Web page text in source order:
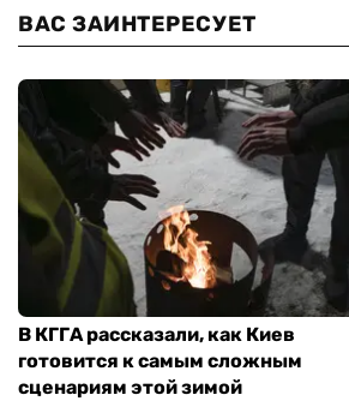
ВАС ЗАИНТЕРЕСУЕТ
В КГГА рассказали, как Киев
готовится к самым сложным
сценариям этой зимой